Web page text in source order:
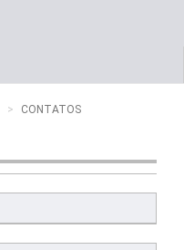
CONTATOS